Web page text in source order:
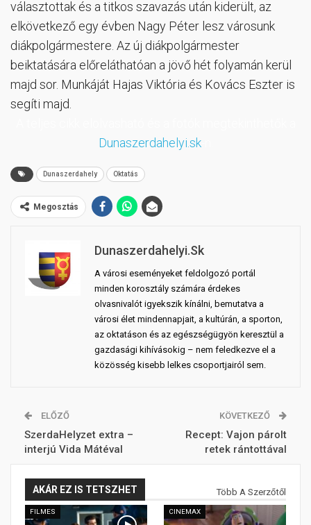
választottak és a titkos szavazás után kiderült, az
elkövetkező egy évben Nagy Péter lesz városunk
diákpolgármestere. Az új diákpolgármester
beiktatására előreláthatóan a jövő hét folyamán kerül
majd sor. Munkáját Hajas Viktória és Kovács Eszter is
segíti majd.
Dunaszerdahelyi.sk-n.
Dunaszerdahely Oktatás
Megosztás
Dunaszerdahelyi.sk
A városi eseményeket feldolgozó portál
minden korosztály számára érdekes
olvasnivalót igyekszik kínálni, bemutatva a
városi élet mindennapjait, a kultúrán, a sporton,
az oktatáson és az egészségügyön keresztül a
gazdasági kihívásokig – nem feledkezve el a
közösség kisebb lelkes csoportjairól sem.
ELŐZŐ
SzerdaHelyzet extra –
interjú Vida Mátéval
KÖVETKEZŐ
Recept: Vajon párolt
retek rántottával
AKÁR EZ IS TETSZHET Több A Szerzőtől
FILMES CINEMAX